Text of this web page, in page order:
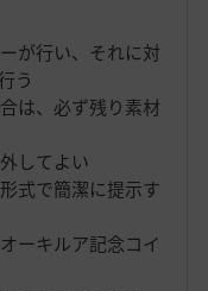
が行い、それに対
う
は、必ず残り素材
してよい
式で簡潔に提示す
ーキルア記念コイ